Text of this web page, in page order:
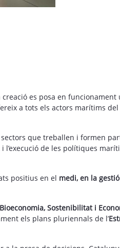
es posa en
a tots els actors marítims
que treballen i formen
de les polítiques
positius en el medi, en la
Sostenibilitat i
els plans pluriennals de l’